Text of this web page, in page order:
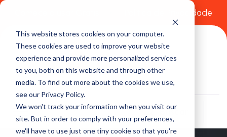
This website stores cookies on your computer.
These cookies are used to improve your website
experience and provide more personalized services
to you, both on this website and through other
media. To find out more about the cookies we use,
see our Privacy Policy.
We won't track your information when you visit our
site. But in order to comply with your preferences,
we'll have to use just one tiny cookie so that you're
Política de Privacidade
Buscar